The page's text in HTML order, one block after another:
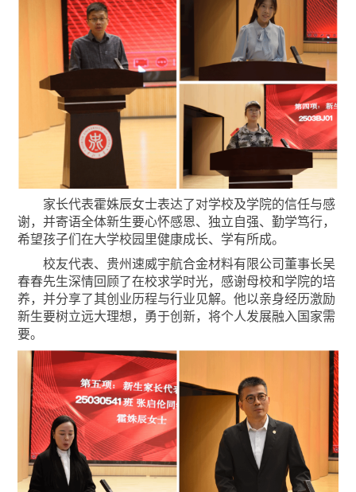
家长代表霍姝辰女士表达了对学校及学院的信任与感
谢，并寄语全体新生要心怀感恩、独立自强、勤学笃行，
希望孩子们在大学校园里健康成长、学有所成。
校友代表、贵州速威宇航合金材料有限公司董事长吴
春春先生深情回顾了在校求学时光，感谢母校和学院的培
养，并分享了其创业历程与行业见解。他以亲身经历激励
新生要树立远大理想，勇于创新，将个人发展融入国家需
要。